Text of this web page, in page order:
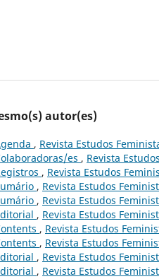
autor(es)
, Revista Estudos
es , Revista
, Revista Estudos
, Revista Estudos
, Revista Estudos
, Revista Estudos
, Revista Estudos
, Revista Estudos
, Revista Estudos
, Revista Estudos